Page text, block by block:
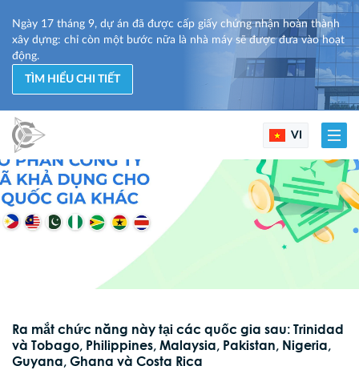
Ngày 17 tháng 9, dự án đã được cấp giấy chứng nhận hoàn thành
xây dựng: chỉ còn một bước nữa là nhà máy sẽ được đưa vào hoạt
động.
TÌM HIỂU CHI TIẾT
VI
Ra mắt chức năng này tại các quốc gia sau: Trinidad
và Tobago, Philippines, Malaysia, Pakistan, Nigeria,
Guyana, Ghana và Costa Rica